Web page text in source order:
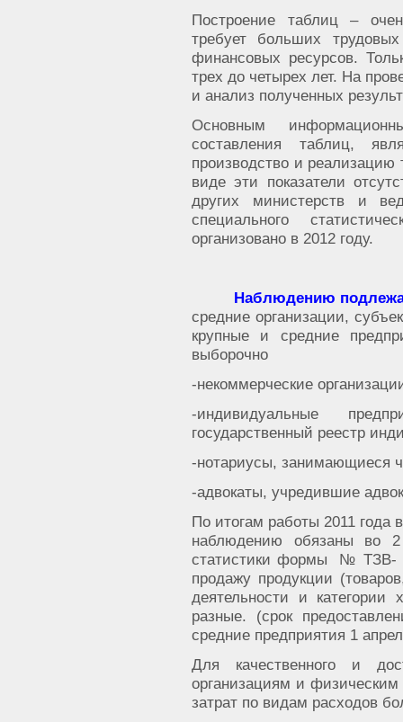
Построение таблиц –
требует больших
финансовых ресурсов.
трех до четырех лет. На
и анализ полученных
Основным
составления таблиц,
производство и реализацию
виде эти показатели
других министерств и
специального
организовано в 2012 году.
Наблюдению
средние организации,
крупные и средние
выборочно
-некоммерческие
-индивидуальные
государственный реестр
-нотариусы, занимающиеся
-адвокаты, учредившие
По итогам работы 2011
наблюдению обязаны во 2
статистики формы № ТЗВ-
продажу продукции
деятельности и
разные. (срок
средние предприятия 1
Для качественного и
организациям и
затрат по видам расходов